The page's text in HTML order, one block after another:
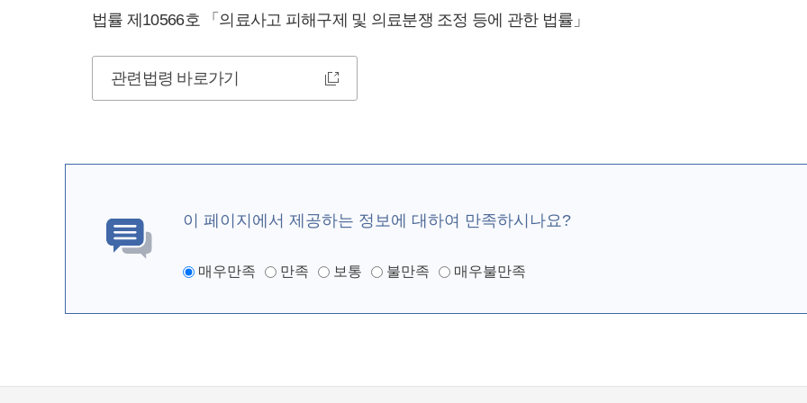
법률 제10566호 「의료사고 피해구제 및 의료분쟁 조정 등에 관한 법률」
관련법령 바로가기
이 페이지에서 제공하는 정보에 대하여 만족하시나요?
매우만족 만족 보통 불만족 매우불만족